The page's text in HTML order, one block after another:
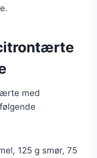
med
125 g smør, 75